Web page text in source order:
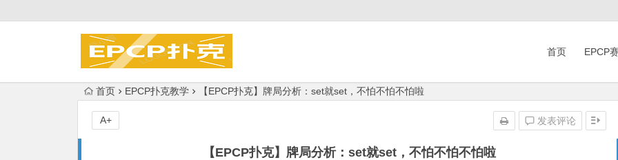
首页 EPCP
首页 EPCP扑克教学 【EPCP扑克】牌局分析：set就set，不怕不怕不怕啦
【EPCP扑克】牌局分析：set就set，不怕不怕不怕啦
发表评论
A+